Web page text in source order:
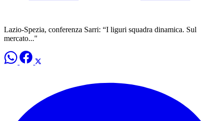
Lazio-Spezia, conferenza Sarri: “I liguri squadra dinamica. Sul
mercato..."